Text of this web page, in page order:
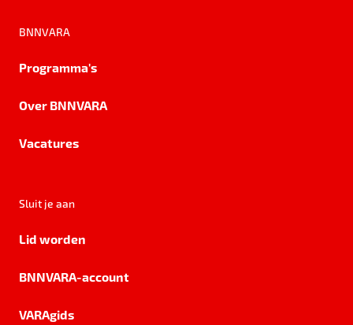
BNNVARA
Programma's
Over BNNVARA
Vacatures
Sluit je aan
Lid worden
BNNVARA-account
VARAgids